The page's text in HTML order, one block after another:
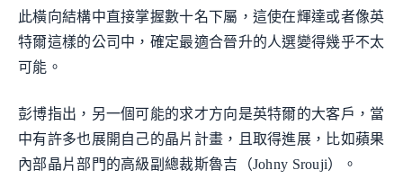
此橫向結構中直接掌握數十名下屬，這使在輝達或者像英
特爾這樣的公司中，確定最適合晉升的人選變得幾乎不太
可能。
彭博指出，另一個可能的求才方向是英特爾的大客戶，當
中有許多也展開自己的晶片計畫，且取得進展，比如蘋果
內部晶片部門的高級副總裁斯魯吉（Johny Srouji）。